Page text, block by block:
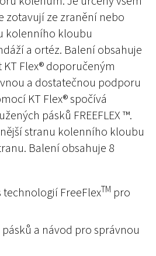
zotavují ze zranění nebo
kolenního kloubu
a ortéz. Balení obsahuje
Flex® doporučeným
a dostatečnou podporu
KT Flex® spočívá
pásků FREEFLEX ™.
stranu kolenního kloubu
Balení obsahuje 8
FreeFlexTM pro
a návod pro správnou